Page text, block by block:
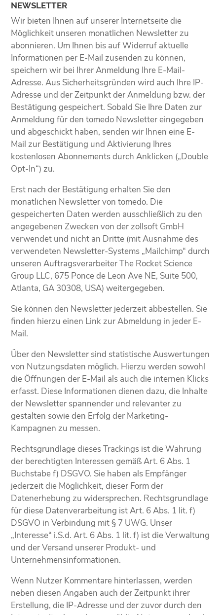
NEWSLETTER
Wir bieten Ihnen auf unserer Internetseite die
Möglichkeit unseren monatlichen Newsletter zu
abonnieren. Um Ihnen bis auf Widerruf aktuelle
Informationen per E-Mail zusenden zu können,
speichern wir bei Ihrer Anmeldung Ihre E-Mail-
Adresse. Aus Sicherheitsgründen wird auch Ihre IP-
Adresse und der Zeitpunkt der Anmeldung bzw. der
Bestätigung gespeichert. Sobald Sie Ihre Daten zur
Anmeldung für den tomedo Newsletter eingegeben
und abgeschickt haben, senden wir Ihnen eine E-
Mail zur Bestätigung und Aktivierung Ihres
kostenlosen Abonnements durch Anklicken („Double
Opt-In“) zu.
Erst nach der Bestätigung erhalten Sie den
monatlichen Newsletter von tomedo. Die
gespeicherten Daten werden ausschließlich zu den
angegebenen Zwecken von der zollsoft GmbH
verwendet und nicht an Dritte (mit Ausnahme des
verwendeten Newsletter-Systems „Mailchimp“ durch
unseren Auftragsverarbeiter The Rocket Science
Group LLC, 675 Ponce de Leon Ave NE, Suite 500,
Atlanta, GA 30308, USA) weitergegeben.
Sie können den Newsletter jederzeit abbestellen. Sie
finden hierzu einen Link zur Abmeldung in jeder E-
Mail.
Über den Newsletter sind statistische Auswertungen
von Nutzungsdaten möglich. Hierzu werden sowohl
die Öffnungen der E-Mail als auch die internen Klicks
erfasst. Diese Informationen dienen dazu, die Inhalte
der Newsletter spannender und relevanter zu
gestalten sowie den Erfolg der Marketing-
Kampagnen zu messen.
Rechtsgrundlage dieses Trackings ist die Wahrung
der berechtigten Interessen gemäß Art. 6 Abs. 1
Buchstabe f) DSGVO. Sie haben als Empfänger
jederzeit die Möglichkeit, dieser Form der
Datenerhebung zu widersprechen. Rechtsgrundlage
für diese Datenverarbeitung ist Art. 6 Abs. 1 lit. f)
DSGVO in Verbindung mit § 7 UWG. Unser
„Interesse“ i.S.d. Art. 6 Abs. 1 lit. f) ist die Verwaltung
und der Versand unserer Produkt- und
Unternehmensinformationen.
Wenn Nutzer Kommentare hinterlassen, werden
neben diesen Angaben auch der Zeitpunkt ihrer
Erstellung, die IP-Adresse und der zuvor durch den